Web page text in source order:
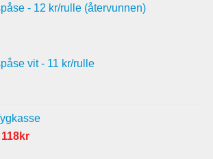
- 12 kr/rulle (återvunnen)
vit - 11 kr/rulle
Det
118krDet